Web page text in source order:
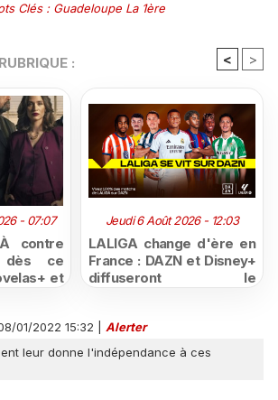
Clés: Guadeloupe La 1ère
: < >
- 07:07
contre
dès ce
et
Jeudi 6 Août 2026 - 12:03
LALIGA change d'ère en
France : DAZN et Disney+
diffuseront le
majeur pour beIN Sports
01/2022 15:32
Alerter
leur donne l'indépendance à ces